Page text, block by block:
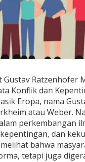
Ratzenhofer
Konflik dan
Eropa, nama
atau Weber.
perkembangan
dan
bahwa
tetapi juga